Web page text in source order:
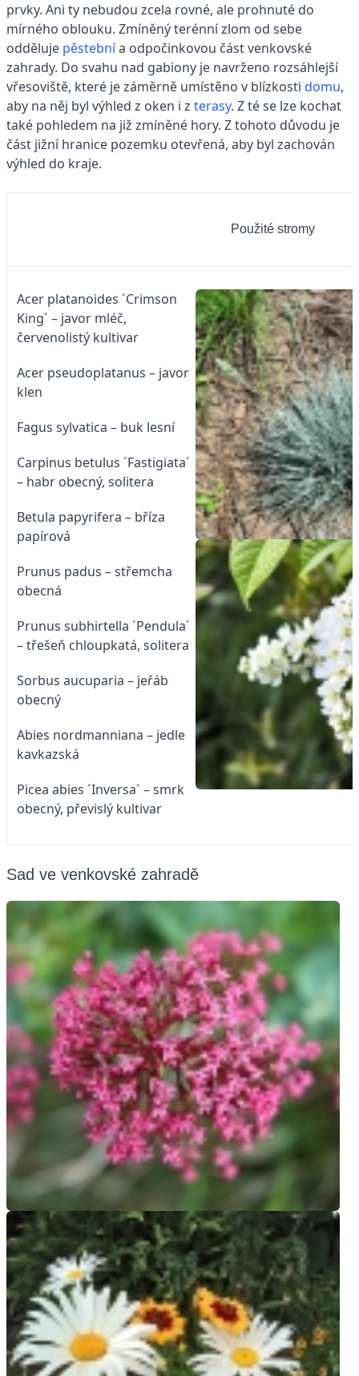
prvky. Ani ty nebudou zcela rovné, ale prohnuté do
mírného oblouku. Zmíněný terénní zlom od sebe
odděluje pěstebnía odpočinkovou část venkovské
zahrady. Do svahu nad gabiony je navrženo rozsáhlejší
vřesoviště, které je záměrně umístěno v blízkosti domu,
aby na něj byl výhled z oken i z terasy. Z té se lze kochat
také pohledem na již zmíněné hory. Z tohoto důvodu je
část jižní hranice pozemku otevřená, aby byl zachován
výhled do kraje.
Použité stromy
Acer platanoides ´Crimson
King´ – javor mléč,
červenolistý kultivar
Acer pseudoplatanus – javor
klen
Fagus sylvatica – buk lesní
Carpinus betulus ´Fastigiata´
– habr obecný, solitera
Betula papyrifera – bříza
papírová
Prunus padus – střemcha
obecná
Prunus subhirtella ´Pendula´
– třešeň chloupkatá, solitera
Sorbus aucuparia – jeřáb
obecný
Abies nordmanniana – jedle
kavkazská
Picea abies ´Inversa´ – smrk
obecný, převislý kultivar
Sad ve venkovské zahradě